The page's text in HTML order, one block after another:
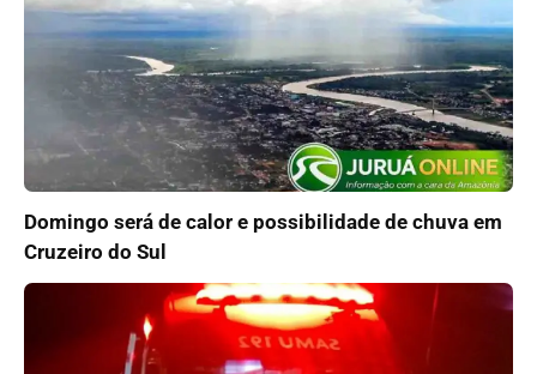
Domingo será de calor e possibilidade de chuva em
Cruzeiro do Sul